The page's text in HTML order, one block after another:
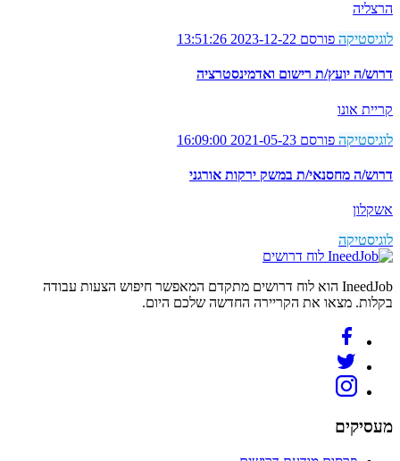
הרצליה
לוגיסטיקה פורסם 2023-12-22 13:51:26
דרוש/ה יועץ/ת רישום ואדמינסטרציה
קריית אונו
לוגיסטיקה פורסם 2021-05-23 16:09:00
דרוש/ה מחסנאי/ת במשק ירקות אורגני
אשקלון
לוגיסטיקה
לוח דרושים
IneedJob הוא לוח דרושים מתקדם המאפשר חיפוש הצעות עבודה
בקלות. מצאו את הקריירה החדשה שלכם היום.
מעסיקים